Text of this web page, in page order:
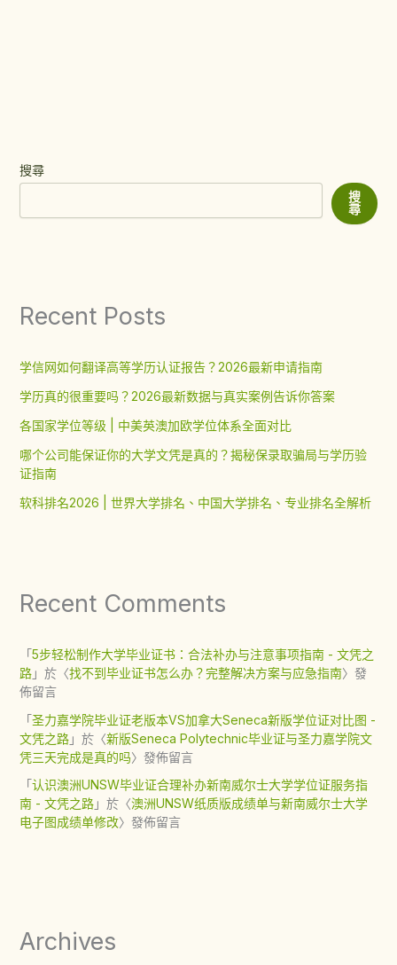
搜尋
搜
尋
Recent Posts
学信网如何翻译高等学历认证报告？2026最新申请指南
学历真的很重要吗？2026最新数据与真实案例告诉你答案
各国家学位等级 | 中美英澳加欧学位体系全面对比
哪个公司能保证你的大学文凭是真的？揭秘保录取骗局与学历验
证指南
软科排名2026 | 世界大学排名、中国大学排名、专业排名全解析
Recent Comments
「5步轻松制作大学毕业证书：合法补办与注意事项指南 - 文凭之
路」於〈找不到毕业证书怎么办？完整解决方案与应急指南〉發
佈留言
「圣力嘉学院毕业证老版本VS加拿大Seneca新版学位证对比图 -
文凭之路」於〈新版Seneca Polytechnic毕业证与圣力嘉学院文
凭三天完成是真的吗〉發佈留言
「认识澳洲UNSW毕业证合理补办新南威尔士大学学位证服务指
南 - 文凭之路」於〈澳洲UNSW纸质版成绩单与新南威尔士大学
电子图成绩单修改〉發佈留言
Archives